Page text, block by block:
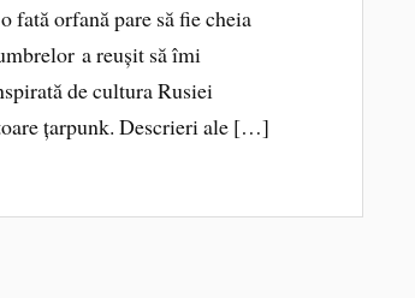
fată orfană pare să fie cheia
a reușit să îmi
de cultura Rusiei
țarpunk. Descrieri ale […]